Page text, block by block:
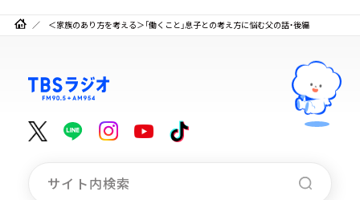
＜家族のあり方を考える＞「働くこと」息子との考え方に悩む父の話・後編